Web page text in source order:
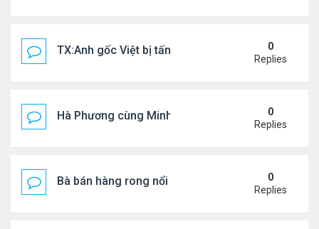
TX:Anh gốc Việt bị tấn công dã man, khó qua khỏi
0
Replies
Hà Phương cùng Minh Tuyết đi sự kiện
0
Replies
Bà bán hàng rong nổi tiếng bị tịch thu quang gánh
0
Replies